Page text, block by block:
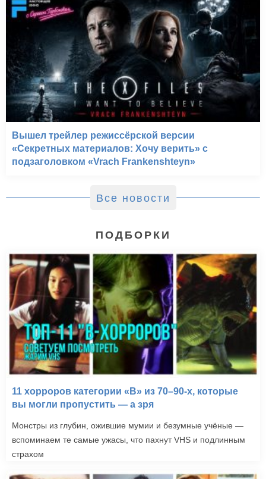
Вышел трейлер режиссёрской версии
«Секретных материалов: Хочу верить» с
подзаголовком «Vrach Frankenshteyn»
Все новости
ПОДБОРКИ
11 хорроров категории «B» из 70–90-х, которые
вы могли пропустить — а зря
Монстры из глубин, ожившие мумии и безумные учёные —
вспоминаем те самые ужасы, что пахнут VHS и подлинным
страхом